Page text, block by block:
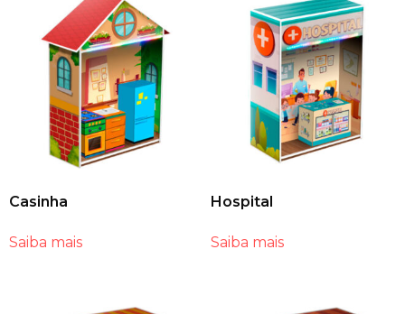
Casinha
Saiba mais
Hospital
Saiba mais